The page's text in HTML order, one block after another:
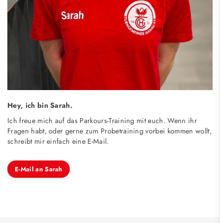
Hey, ich bin Sarah.
Ich freue mich auf das Parkours-Training mit euch. Wenn ihr
Fragen habt, oder gerne zum Probetraining vorbei kommen wollt,
schreibt mir einfach eine E-Mail.
E-Mail an Sarah